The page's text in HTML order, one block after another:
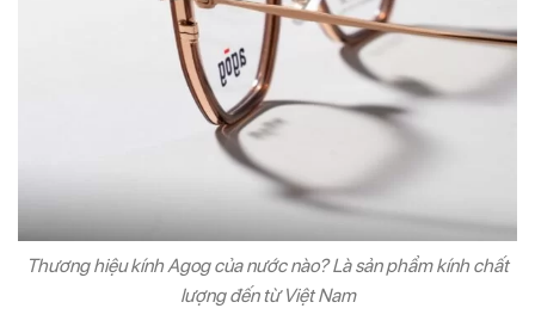
Thương hiệu kính Agog của nước nào? Là sản phẩm kính chất
lượng đến từ Việt Nam